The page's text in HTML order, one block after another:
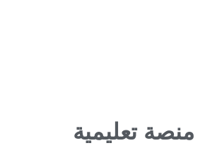
منصة تعليمية